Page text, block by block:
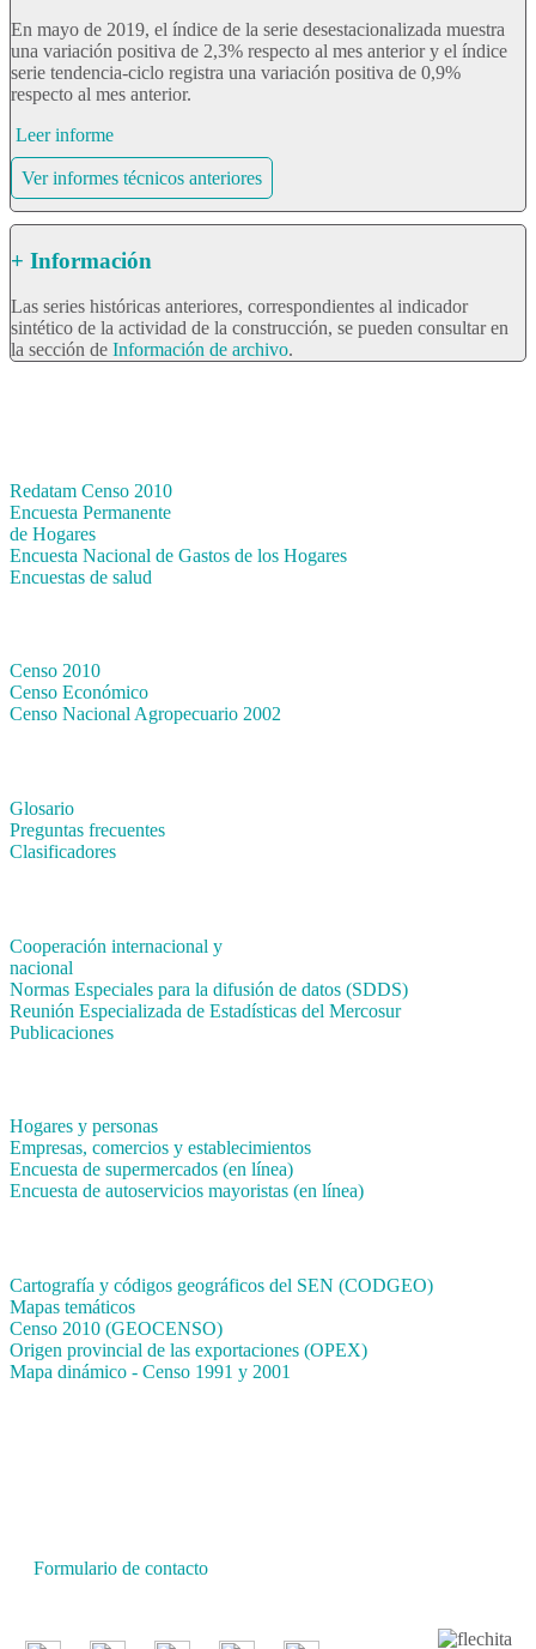
En mayo de 2019, el índice de la serie desestacionalizada muestra
una variación positiva de 2,3% respecto al mes anterior y el índice
serie tendencia-ciclo registra una variación positiva de 0,9%
respecto al mes anterior.
Leer informe
Ver informes técnicos anteriores
+ Información
Las series históricas anteriores, correspondientes al indicador
sintético de la actividad de la construcción, se pueden consultar en
la sección de Información de archivo.
Redatam Censo 2010
Encuesta Permanente
de Hogares
Encuesta Nacional de Gastos de los Hogares
Encuestas de salud
Censo 2010
Censo Económico
Censo Nacional Agropecuario 2002
Glosario
Preguntas frecuentes
Clasificadores
Cooperación internacional y
nacional
Normas Especiales para la difusión de datos (SDDS)
Reunión Especializada de Estadísticas del Mercosur
Publicaciones
Hogares y personas
Empresas, comercios y establecimientos
Encuesta de supermercados (en línea)
Encuesta de autoservicios mayoristas (en línea)
Cartografía y códigos geográficos del SEN (CODGEO)
Mapas temáticos
Censo 2010 (GEOCENSO)
Origen provincial de las exportaciones (OPEX)
Mapa dinámico - Censo 1991 y 2001
Formulario de contacto